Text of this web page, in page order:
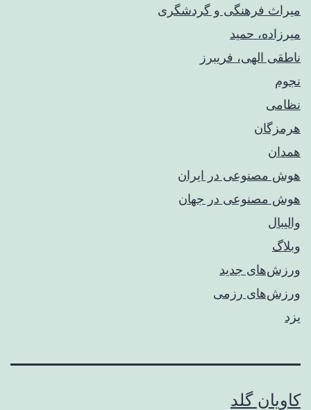
میراث فرهنگی و گردشگری
میرزاده، حمید
ناطقی الهی، فریبرز
نجوم
نظامی
هرمزگان
همدان
هوش مصنوعی در ایران
هوش مصنوعی در جهان
والیبال
وبلاگ
ورزش‌های جدید
ورزش‌های رزمی
یزد
کاویان گلد